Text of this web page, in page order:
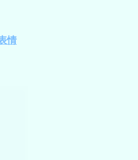
情